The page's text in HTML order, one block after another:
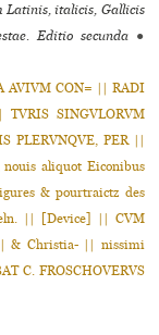
Latinis, italicis, Gallicis
Editio secunda ●
AVIVM CON= || RADI
TVRIS SINGVLORVM
PLERVNQVE, PER ||
nouis aliquot Eiconibus
& pourtraictz des
|| [Device] || CVM
|| & Christia- || nissimi
C. FROSCHOVERVS